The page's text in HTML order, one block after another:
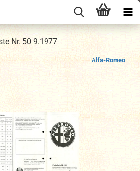
Nr. 50 9.1977
Alfa-Romeo